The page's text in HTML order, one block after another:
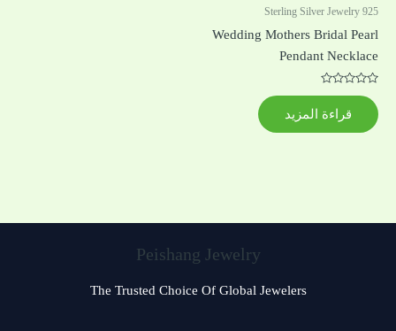
925 Sterling Silver Jewelry
Wedding Mothers Bridal Pearl
Pendant Necklace
تم
التقييم
0
من
قراءة المزيد
Peishang Jewelry
The Trusted Choice Of Global Jewelers